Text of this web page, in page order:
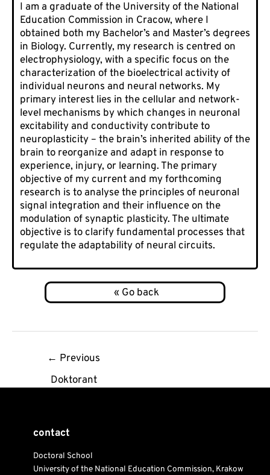
I am a graduate of the University of the National
Education Commission in Cracow, where I
obtained both my Bachelor’s and Master’s degrees
in Biology. Currently, my research is centred on
electrophysiology, with a specific focus on the
characterization of the bioelectrical activity of
individual neurons and neural networks. My
primary interest lies in the cellular and network-
level mechanisms by which changes in neuronal
excitability and conductivity contribute to
neuroplasticity – the brain’s inherited ability of the
brain to reorganize and adapt in response to
experience, injury, or learning. The primary
objective of my current and my forthcoming
research is to analyse the principles of neuronal
signal integration and their influence on the
modulation of synaptic plasticity. The ultimate
objective is to clarify fundamental processes that
regulate the adaptability of neural circuits.
← Previous
Doktorant
contact
Doctoral School
University of the National Education Commission, Krakow